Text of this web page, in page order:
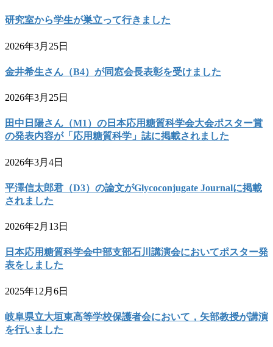
研究室から学生が巣立って行きました
2026年3月25日
金井希生さん（B4）が同窓会長表彰を受けました
2026年3月25日
田中日陽さん（M1）の日本応用糖質科学会大会ポスター賞
の発表内容が「応用糖質科学」誌に掲載されました
2026年3月4日
平澤信太郎君（D3）の論文がGlycoconjugate Journalに掲載
されました
2026年2月13日
日本応用糖質科学会中部支部石川講演会においてポスター発
表をしました
2025年12月6日
岐阜県立大垣東高等学校保護者会において，矢部教授が講演
を行いました